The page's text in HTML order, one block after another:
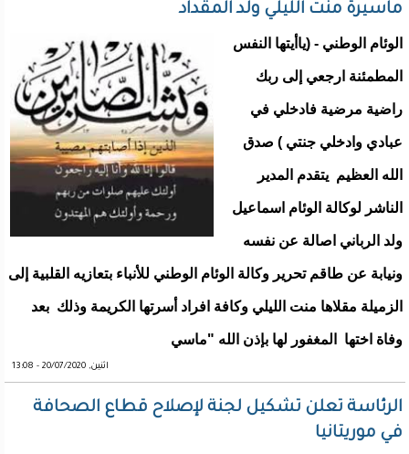
ماسيرة منت الليلي ولد المقداد
الوئام الوطني - (ياأيتها النفس
المطمئنة ارجعي إلى ربك
راضية مرضية فادخلي في
عبادي وادخلي جنتي ) صدق
الله العظيم يتقدم المدير
الناشر لوكالة الوئام اسماعيل
ولد الرباني اصالة عن نفسه
ونيابة عن طاقم تحرير وكالة الوئام الوطني للأنباء بتعازيه القلبية إلى
الزميلة مقلاها منت الليلي وكافة افراد أسرتها الكريمة وذلك بعد
وفاة اختها المغفور لها بإذن الله "ماسي
اثنين, 20/07/2020 - 13:08
الرئاسة تعلن تشكيل لجنة لإصلاح قطاع الصحافة
في موريتانيا